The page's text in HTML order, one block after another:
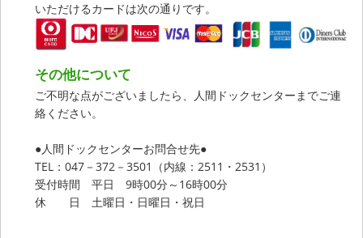
いただけるカードは次の通りです。
その他について
ご不明な点がございましたら、人間ドックセンターまでご連
絡ください。
●人間ドックセンターお問合せ先●
TEL：047－372－3501（内線：2511・2531）
受付時間 平日 9時00分～16時00分
休 日 土曜日・日曜日・祝日